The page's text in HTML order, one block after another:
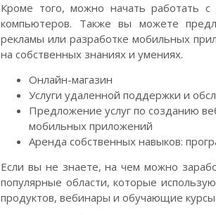
Кроме того, можно начать работать с
компьютеров. Также вы можете
рекламы или разработке мобильных
на собственных знаниях и умениях.
Онлайн-магазин
Услуги удаленной поддержки и
Предложение услуг по созданию
мобильных приложений
Аренда собственных навыков:
Если вы не знаете, на чем можно
популярные области, которые
продуктов, вебинары и обучающие